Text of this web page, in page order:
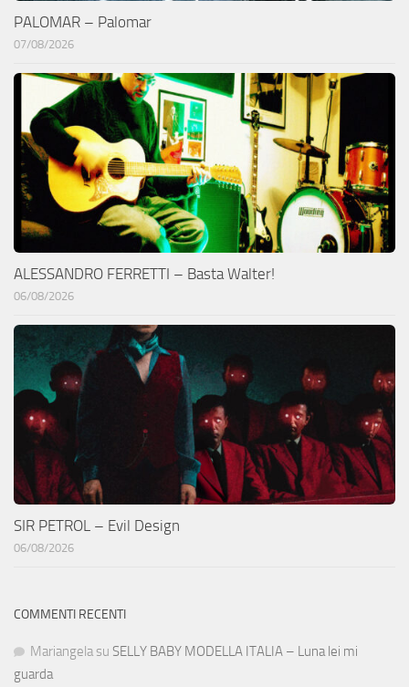
PALOMAR – Palomar
07/08/2026
ALESSANDRO FERRETTI – Basta Walter!
06/08/2026
SIR PETROL – Evil Design
06/08/2026
COMMENTI RECENTI
Mariangela su SELLY BABY MODELLA ITALIA – Luna lei mi
guarda